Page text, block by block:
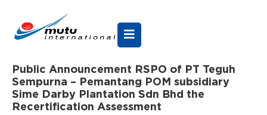
Public Announcement RSPO of PT Teguh
Sempurna – Pemantang POM subsidiary
Sime Darby Plantation Sdn Bhd the
Recertification Assessment